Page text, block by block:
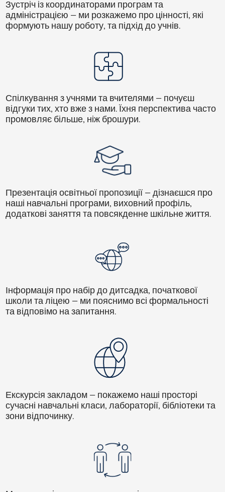
Зустріч із координаторами програм та
адміністрацією — ми розкажемо про цінності, які
формують нашу роботу, та підхід до учнів.
Спілкування з учнями та вчителями — почуєш
відгуки тих, хто вже з нами. Їхня перспектива часто
промовляє більше, ніж брошури.
Презентація освітньої пропозиції — дізнаєшся про
наші навчальні програми, виховний профіль,
додаткові заняття та повсякденне шкільне життя.
Інформація про набір до дитсадка, початкової
школи та ліцею — ми пояснимо всі формальності
та відповімо на запитання.
Екскурсія закладом — покажемо наші просторі
сучасні навчальні класи, лабораторії, бібліотеки та
зони відпочинку.